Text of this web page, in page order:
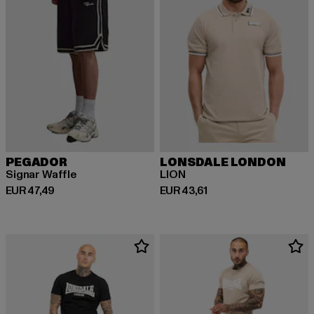
PEGADOR
Signar Waffle
EUR 47,49
Huidige prijs: EUR 47,49
LONSDALE LONDON
LION
EUR 43,61
Huidige prijs: EUR 43,61